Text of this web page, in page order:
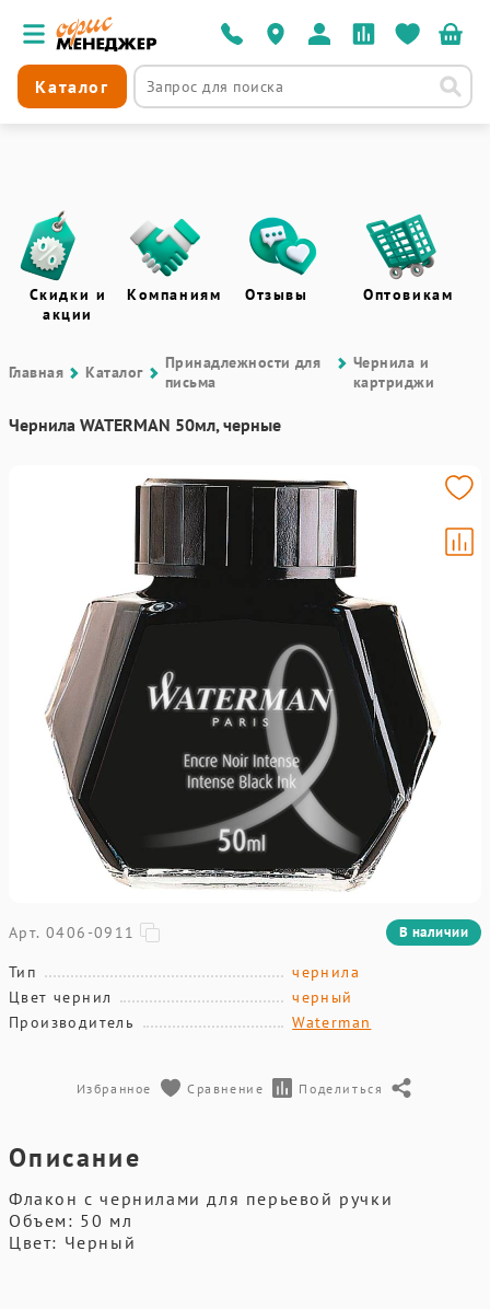
Каталог
Скидки и
акции
Компаниям Отзывы Оптовикам
Главная Каталог
Принадлежности для
письма
Чернила и
картриджи
Чернила WATERMAN 50мл, черные
Арт. 0406-0911 В наличии
Тип
чернила
Цвет чернил
черный
Производитель
Waterman
Избранное Сравнение Поделиться
Описание
Флакон с чернилами для перьевой ручки
Объем: 50 мл
Цвет: Черный